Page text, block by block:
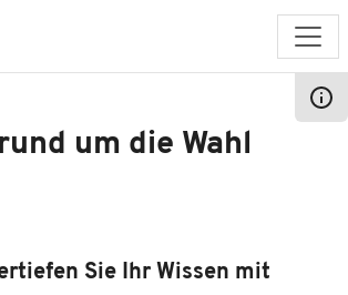
um die Wahl
Sie Ihr Wissen mit